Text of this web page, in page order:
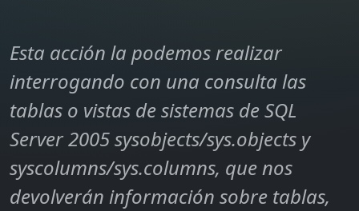
Esta acción la podemos realizar
interrogando con una consulta las
tablas o vistas de sistemas de SQL
Server 2005 sysobjects/sys.objects y
syscolumns/sys.columns, que nos
devolverán información sobre tablas,